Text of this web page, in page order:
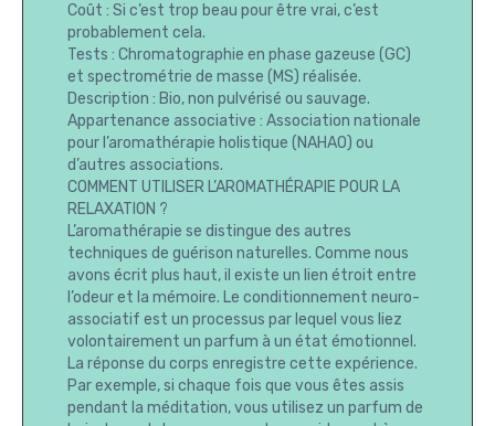
Coût : Si c’est trop beau pour être vrai, c’est
probablement cela.
Tests : Chromatographie en phase gazeuse (GC)
et spectrométrie de masse (MS) réalisée.
Description : Bio, non pulvérisé ou sauvage.
Appartenance associative : Association nationale
pour l’aromathérapie holistique (NAHAO) ou
d’autres associations.
COMMENT UTILISER L’AROMATHÉRAPIE POUR LA
RELAXATION ?
L’aromathérapie se distingue des autres
techniques de guérison naturelles. Comme nous
avons écrit plus haut, il existe un lien étroit entre
l’odeur et la mémoire. Le conditionnement neuro-
associatif est un processus par lequel vous liez
volontairement un parfum à un état émotionnel.
La réponse du corps enregistre cette expérience.
Par exemple, si chaque fois que vous êtes assis
pendant la méditation, vous utilisez un parfum de